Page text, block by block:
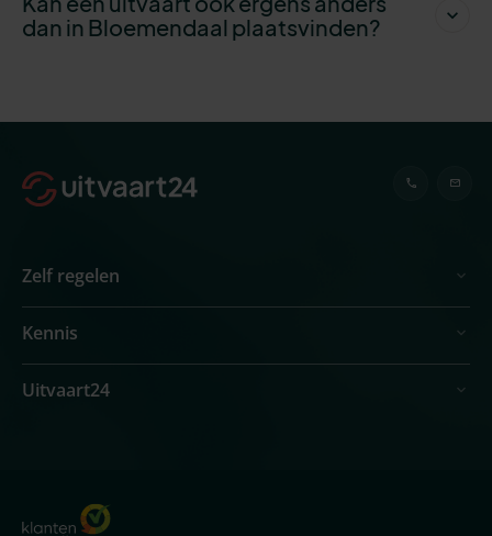
dan in Bloemendaal plaatsvinden?
Zelf regelen
Kennis
Uitvaart24